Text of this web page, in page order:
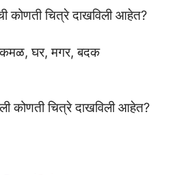
कोणती चित्रे दाखविली आहेत?
घर, मगर, बदक
कोणती चित्रे दाखविली आहेत?